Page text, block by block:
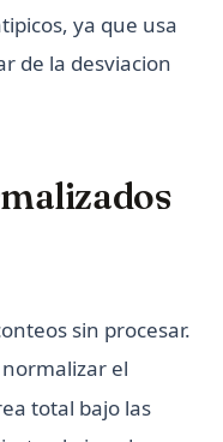
ya que usa
de la desviacion
sin procesar.
el
total bajo las